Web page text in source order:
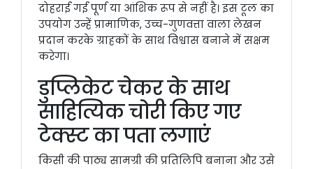
दोहराई गई पूर्ण या आंशिक रूप से नहीं है। इस टूल का
उपयोग उन्हें प्रामाणिक, उच्च-गुणवत्ता वाला लेखन
प्रदान करके ग्राहकों के साथ विश्वास बनाने में सक्षम
करेगा।
डुप्लिकेट चेकर के साथ
साहित्यिक चोरी किए गए
टेक्स्ट का पता लगाएं
किसी की पाठ्य सामग्री की प्रतिलिपि बनाना और उसे